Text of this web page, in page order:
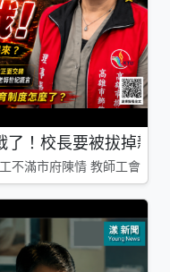
了！校長要被拔掉親
不滿市府陳情 教師工會槓